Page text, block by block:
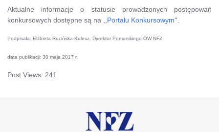
Aktualne informacje o statusie prowadzonych postępowań
konkursowych dostępne są na ,, Portalu Konkursowym''.
Podpisała: Elżbieta Rucińska-Kulesz, Dyrektor Pomorskiego OW NFZ
data publikacji: 30 maja 2017 r.
Post Views: 241